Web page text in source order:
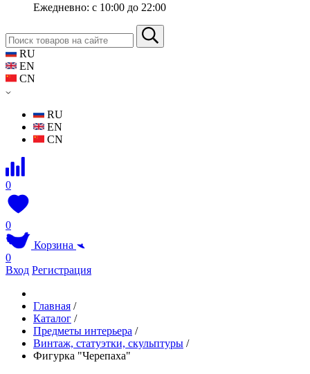
Ежедневно: с 10:00 до 22:00
RU
EN
CN
RU
EN
CN
0
0
Корзина
0
Вход Регистрация
Главная /
Каталог /
Предметы интерьера /
Винтаж, статуэтки, скульптуры /
Фигурка "Черепаха"